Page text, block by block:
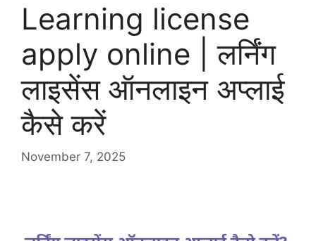
Learning license
apply online | लर्निंग
लाइसेंस ऑनलाइन अप्लाई
कैसे करें
November 7, 2025